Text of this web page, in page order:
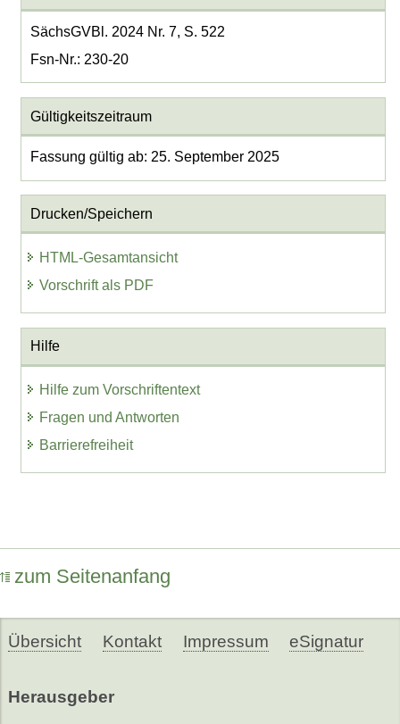
SächsGVBl. 2024 Nr. 7, S. 522
Fsn-Nr.: 230-20
Gültigkeitszeitraum
Fassung gültig ab: 25. September 2025
Drucken/Speichern
HTML-Gesamtansicht
Vorschrift als PDF
Hilfe
Hilfe zum Vorschriftentext
Fragen und Antworten
Barrierefreiheit
zum Seitenanfang
Übersicht Kontakt Impressum eSignatur
Herausgeber